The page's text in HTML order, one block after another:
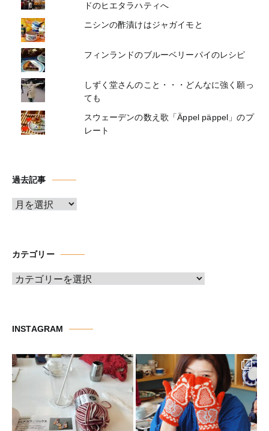
ドのヒエタラハティへ
ニシンの酢漬けはジャガイモと
フィンランドのブルーベリーパイのレシピ
しずく堂さんのこと・・・どんなに強く願っ
ても
スウェーデンの数え歌「Äppel päppel」のプ
レート
過去記事
ア
ブ
カテゴリー
カ
ー
INSTAGRAM